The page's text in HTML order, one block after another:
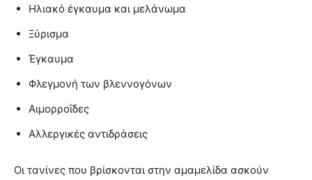
Ηλιακό έγκαυμα και μελάνωμα
Ξύρισμα
Έγκαυμα
Φλεγμονή των βλεννογόνων
Αιμορροΐδες
Αλλεργικές αντιδράσεις
Οι τανίνες που βρίσκονται στην αμαμελίδα ασκούν